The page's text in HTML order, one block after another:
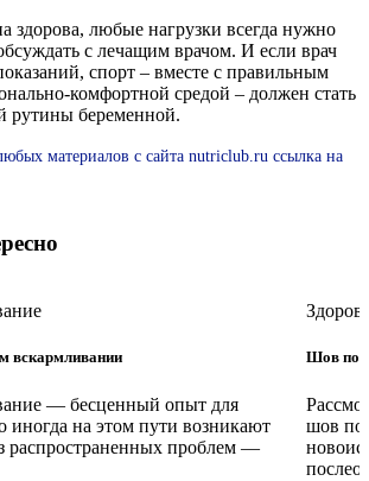
здорова, любые нагрузки всегда нужно
с лечащим врачом. И если врач
спорт – вместе с правильным
комфортной средой – должен стать
рутины беременной.
материалов с сайта nutriclub.ru ссылка на
вскармливании
— бесценный опыт для
на этом пути возникают
распространенных проблем —
Шов
шов